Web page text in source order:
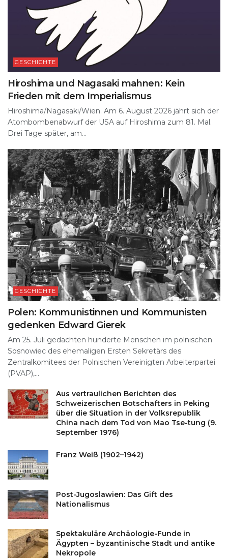
GESCHICHTE
Hiroshima und Nagasaki mahnen: Kein
Frieden mit dem Imperialismus
Hiroshima/Nagasaki/Wien. Am 6. August 2026 jährt sich der
Atombombenabwurf der USA auf Hiroshima zum 81. Mal.
Drei Tage später, am...
GESCHICHTE
Polen: Kommunistinnen und Kommunisten
gedenken Edward Gierek
Am 25. Juli gedachten hunderte Menschen im polnischen
Sosnowiec des ehemaligen Ersten Sekretärs des
Zentralkomitees der Polnischen Vereinigten Arbeiterpartei
(PVAP),...
Aus vertraulichen Berichten des
Schweizerischen Botschafters in Peking
über die Situation in der Volksrepublik
China nach dem Tod von Mao Tse-tung (9.
September 1976)
Franz Weiß (1902–1942)
Post-Jugoslawien: Das Gift des
Nationalismus
Spektakuläre Archäologie-Funde in
Ägypten – byzantinische Stadt und antike
Nekropole